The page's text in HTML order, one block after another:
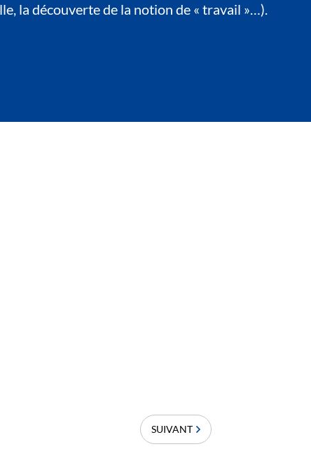
la découverte de la notion de « travail »…).
SUIVANT